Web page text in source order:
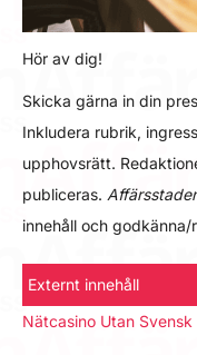
Hör av dig!
Skicka gärna in din
Inkludera rubrik,
upphovsrätt.
publiceras.
innehåll och
Externt innehåll
Nätcasino Utan Svensk